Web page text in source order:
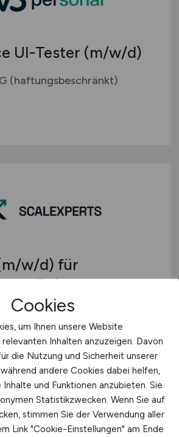
UI-Tester (m/w/d)
(haftungsbeschränkt)
w/d) für
im
Cookies
um Ihnen unsere Website
Inhalten anzuzeigen. Davon
die Nutzung und Sicherheit unserer
andere Cookies dabei helfen,
und Funktionen anzubieten. Sie
Statistikzwecken. Wenn Sie auf
stimmen Sie der Verwendung aller
Link "Cookie-Einstellungen" am Ende